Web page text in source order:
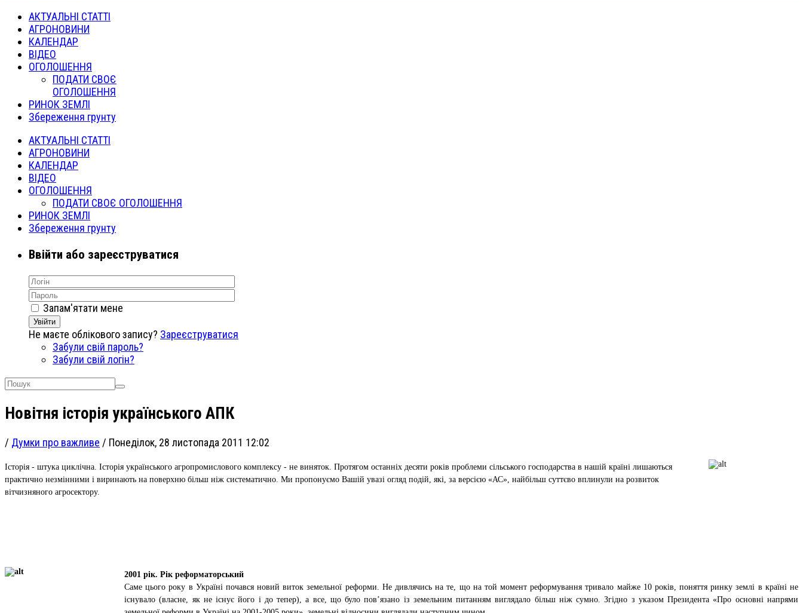
АКТУАЛЬНІ СТАТТІ
АГРОНОВИНИ
КАЛЕНДАР
ВІДЕО
ОГОЛОШЕННЯ
ПОДАТИ СВОЄ
ОГОЛОШЕННЯ
РИНОК ЗЕМЛІ
Збереження грунту
АКТУАЛЬНІ СТАТТІ
АГРОНОВИНИ
КАЛЕНДАР
ВІДЕО
ОГОЛОШЕННЯ
ПОДАТИ СВОЄ ОГОЛОШЕННЯ
РИНОК ЗЕМЛІ
Збереження грунту
Ввійти або зареєструватися
Запам'ятати мене
Увійти
Не маєте облікового запису? Зареєструватися
Забули свій пароль?
Забули свій логін?
Новітня історія українського АПК
/ Думки про важливе / Понеділок, 28 листопада 2011 12:02
Історія - штука циклічна. Історія українського агропромислового комплексу - не виняток. Протягом останніх десяти років проблеми сільського господарства в нашій країні лишаються
практично незмінними і виринають на поверхню більш ніж систематично. Ми пропонуємо Вашій увазі огляд подій, які, за версією «АС», найбільш суттєво вплинули на розвиток
вітчизняного агросектору.
2001 рік. Рік реформаторський
Саме цього року в Україні почався новий виток земельної реформи. Не дивлячись на те, що на той момент реформування тривало майже 10 років, поняття ринку землі в країні не
існувало (власне, як не існує його і до тепер), а все, що було пов’язано із земельним питанням виглядало більш ніж сумно. Згідно з указом Президента «Про основні напрями